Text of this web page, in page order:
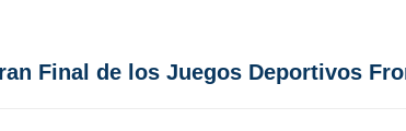
Final de los Juegos Deportivos